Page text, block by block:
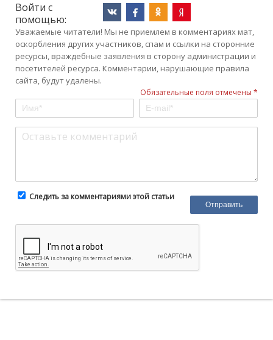
Войти с
помощью:
Уважаемые читатели! Мы не приемлем в комментариях мат,
оскорбления других участников, спам и ссылки на сторонние
ресурсы, враждебные заявления в сторону администрации и
посетителей ресурса. Комментарии, нарушающие правила
сайта, будут удалены.
Обязательные поля отмечены *
Следить за комментариями этой статьи